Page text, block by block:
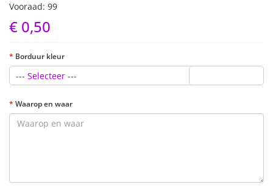
Vooraad: 99
€ 0,50
Borduur kleur
--- Selecteer ---
Waarop en waar